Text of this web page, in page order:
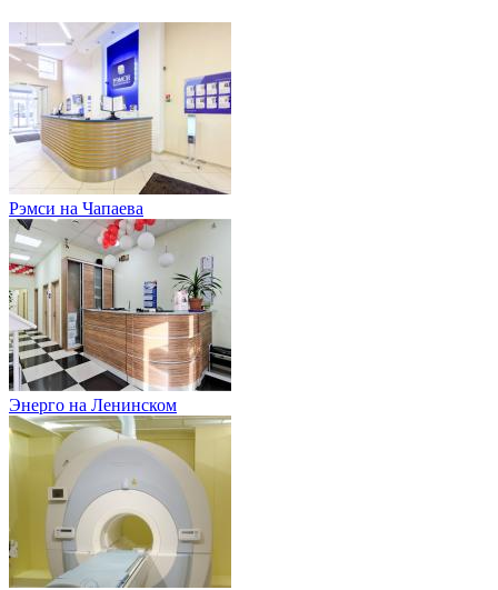
Рэмси на Чапаева
Энерго на Ленинском